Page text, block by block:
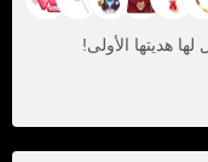
هديتها الأولى!